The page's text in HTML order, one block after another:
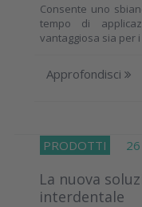
Consente uno
tempo di
vantaggiosa sia per
Approfondisci
PRODOTTI 26
La nuova
interdentale